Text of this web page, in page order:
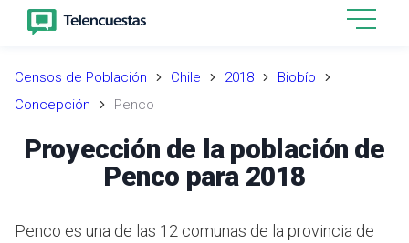
Censos de Población Chile 2018
Biobío
Concepción
Penco
Proyección de la población de
Penco para 2018
Penco es una de las 12 comunas de la provincia de